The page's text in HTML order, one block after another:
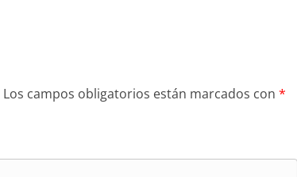
Los campos obligatorios están marcados con *